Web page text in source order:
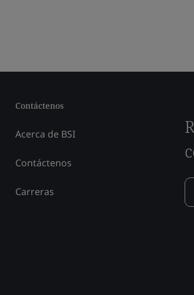
Contáctenos
Acerca de BSI
Contáctenos
Carreras